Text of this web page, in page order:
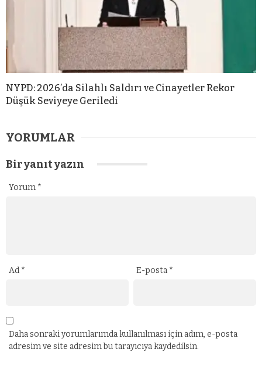
NYPD: 2026’da Silahlı Saldırı ve Cinayetler Rekor
Düşük Seviyeye Geriledi
YORUMLAR
Bir yanıt yazın
Yorum *
Ad * E-posta *
Daha sonraki yorumlarımda kullanılması için adım, e-posta
adresim ve site adresim bu tarayıcıya kaydedilsin.